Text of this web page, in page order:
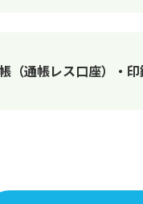
（通帳レス口座）・